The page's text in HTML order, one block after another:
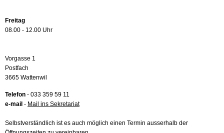
Freitag
08.00 - 12.00 Uhr
Vorgasse 1
Postfach
3665 Wattenwil
Telefon - 033 359 59 11
e-mail - Mail ins Sekretariat
Selbstverständlich ist es auch möglich einen Termin ausserhalb der